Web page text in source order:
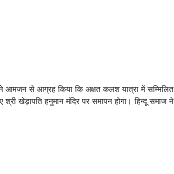
आमजन से आग्रह किया कि अक्षत‎ कलश यात्रा‎ में‎ सम्मिलित
खेड़ापति हनुमान मंदिर‎ पर समापन‎ होगा। हिन्दू समाज ने